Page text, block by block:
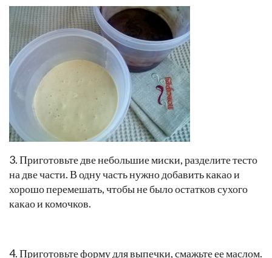
3. Приготовьте две небольшие миски, разделите тесто
на две части. В одну часть нужно добавить какао и
хорошо перемешать, чтобы не было остатков сухого
какао и комочков.